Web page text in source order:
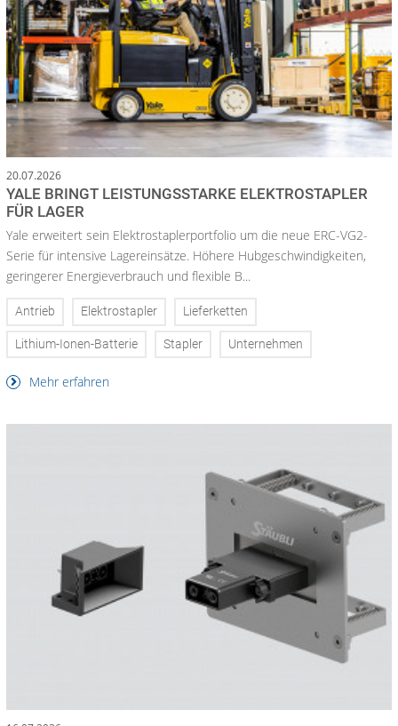
20.07.2026
YALE BRINGT LEISTUNGSSTARKE ELEKTROSTAPLER
FÜR LAGER
Yale erweitert sein Elektrostaplerportfolio um die neue ERC-VG2-
Serie für intensive Lagereinsätze. Höhere Hubgeschwindigkeiten,
geringerer Energieverbrauch und flexible B...
Antrieb Elektrostapler Lieferketten
Lithium-Ionen-Batterie Stapler Unternehmen
Mehr erfahren